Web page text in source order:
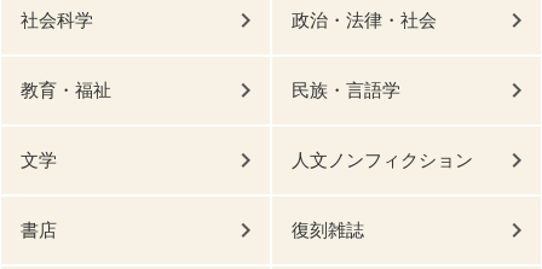
社会科学 政治・法律・社会
教育・福祉 民族・言語学
文学 人文ノンフィクション
書店 復刻雑誌